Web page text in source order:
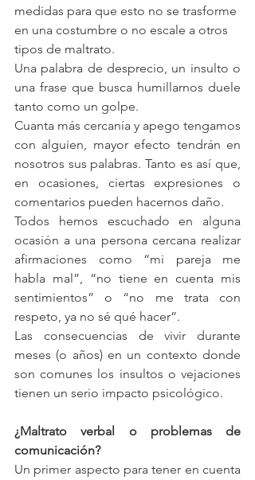
medidas para que esto no se trasforme
en una costumbre o no escale a otros
tipos de maltrato.
Una palabra de desprecio, un insulto o
una frase que busca humillarnos duele
tanto como un golpe.
Cuanta más cercanía y apego tengamos
con alguien, mayor efecto tendrán en
nosotros sus palabras. Tanto es así que,
en ocasiones, ciertas expresiones o
comentarios pueden hacernos daño.
Todos hemos escuchado en alguna
ocasión a una persona cercana realizar
afirmaciones como “mi pareja me
habla mal”, “no tiene en cuenta mis
sentimientos” o “no me trata con
respeto, ya no sé qué hacer”.
Las consecuencias de vivir durante
meses (o años) en un contexto donde
son comunes los insultos o vejaciones
tienen un serio impacto psicológico.
¿Maltrato verbal o problemas de
comunicación?
Un primer aspecto para tener en cuenta